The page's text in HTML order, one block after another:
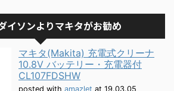
イソンよりマキタがお勧め
マキタ(Makita) 充電式クリーナ
10.8V バッテリー・充電器付
CL107FDSHW
posted with amazlet at 19.03.05